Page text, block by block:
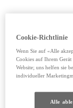
Cookie-Richtlinie
Wenn Sie auf «Alle
Cookies auf Ihrem
Website; uns helfen sie
individueller
Alle